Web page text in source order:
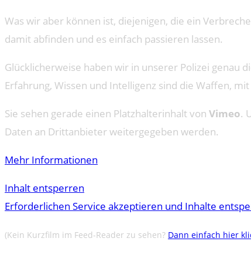
Was wir aber können ist, diejenigen, die ein
damit abfinden und es einfach passieren lassen.
Glücklicherweise haben wir in unserer Polizei genau
Erfahrung, Wissen und Intelligenz sind die Waffen,
Sie sehen gerade einen Platzhalterinhalt von Vimeo.
Daten an Drittanbieter weitergegeben werden.
Mehr Informationen
Inhalt entsperren
Erforderlichen Service akzeptieren und Inhalte
(Kein Kurzfilm im Feed-Reader zu sehen? Dann einfach hier